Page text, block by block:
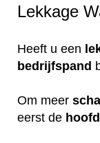
Lekkage
Heeft u een
bedrijfspand
Om meer
eerst de